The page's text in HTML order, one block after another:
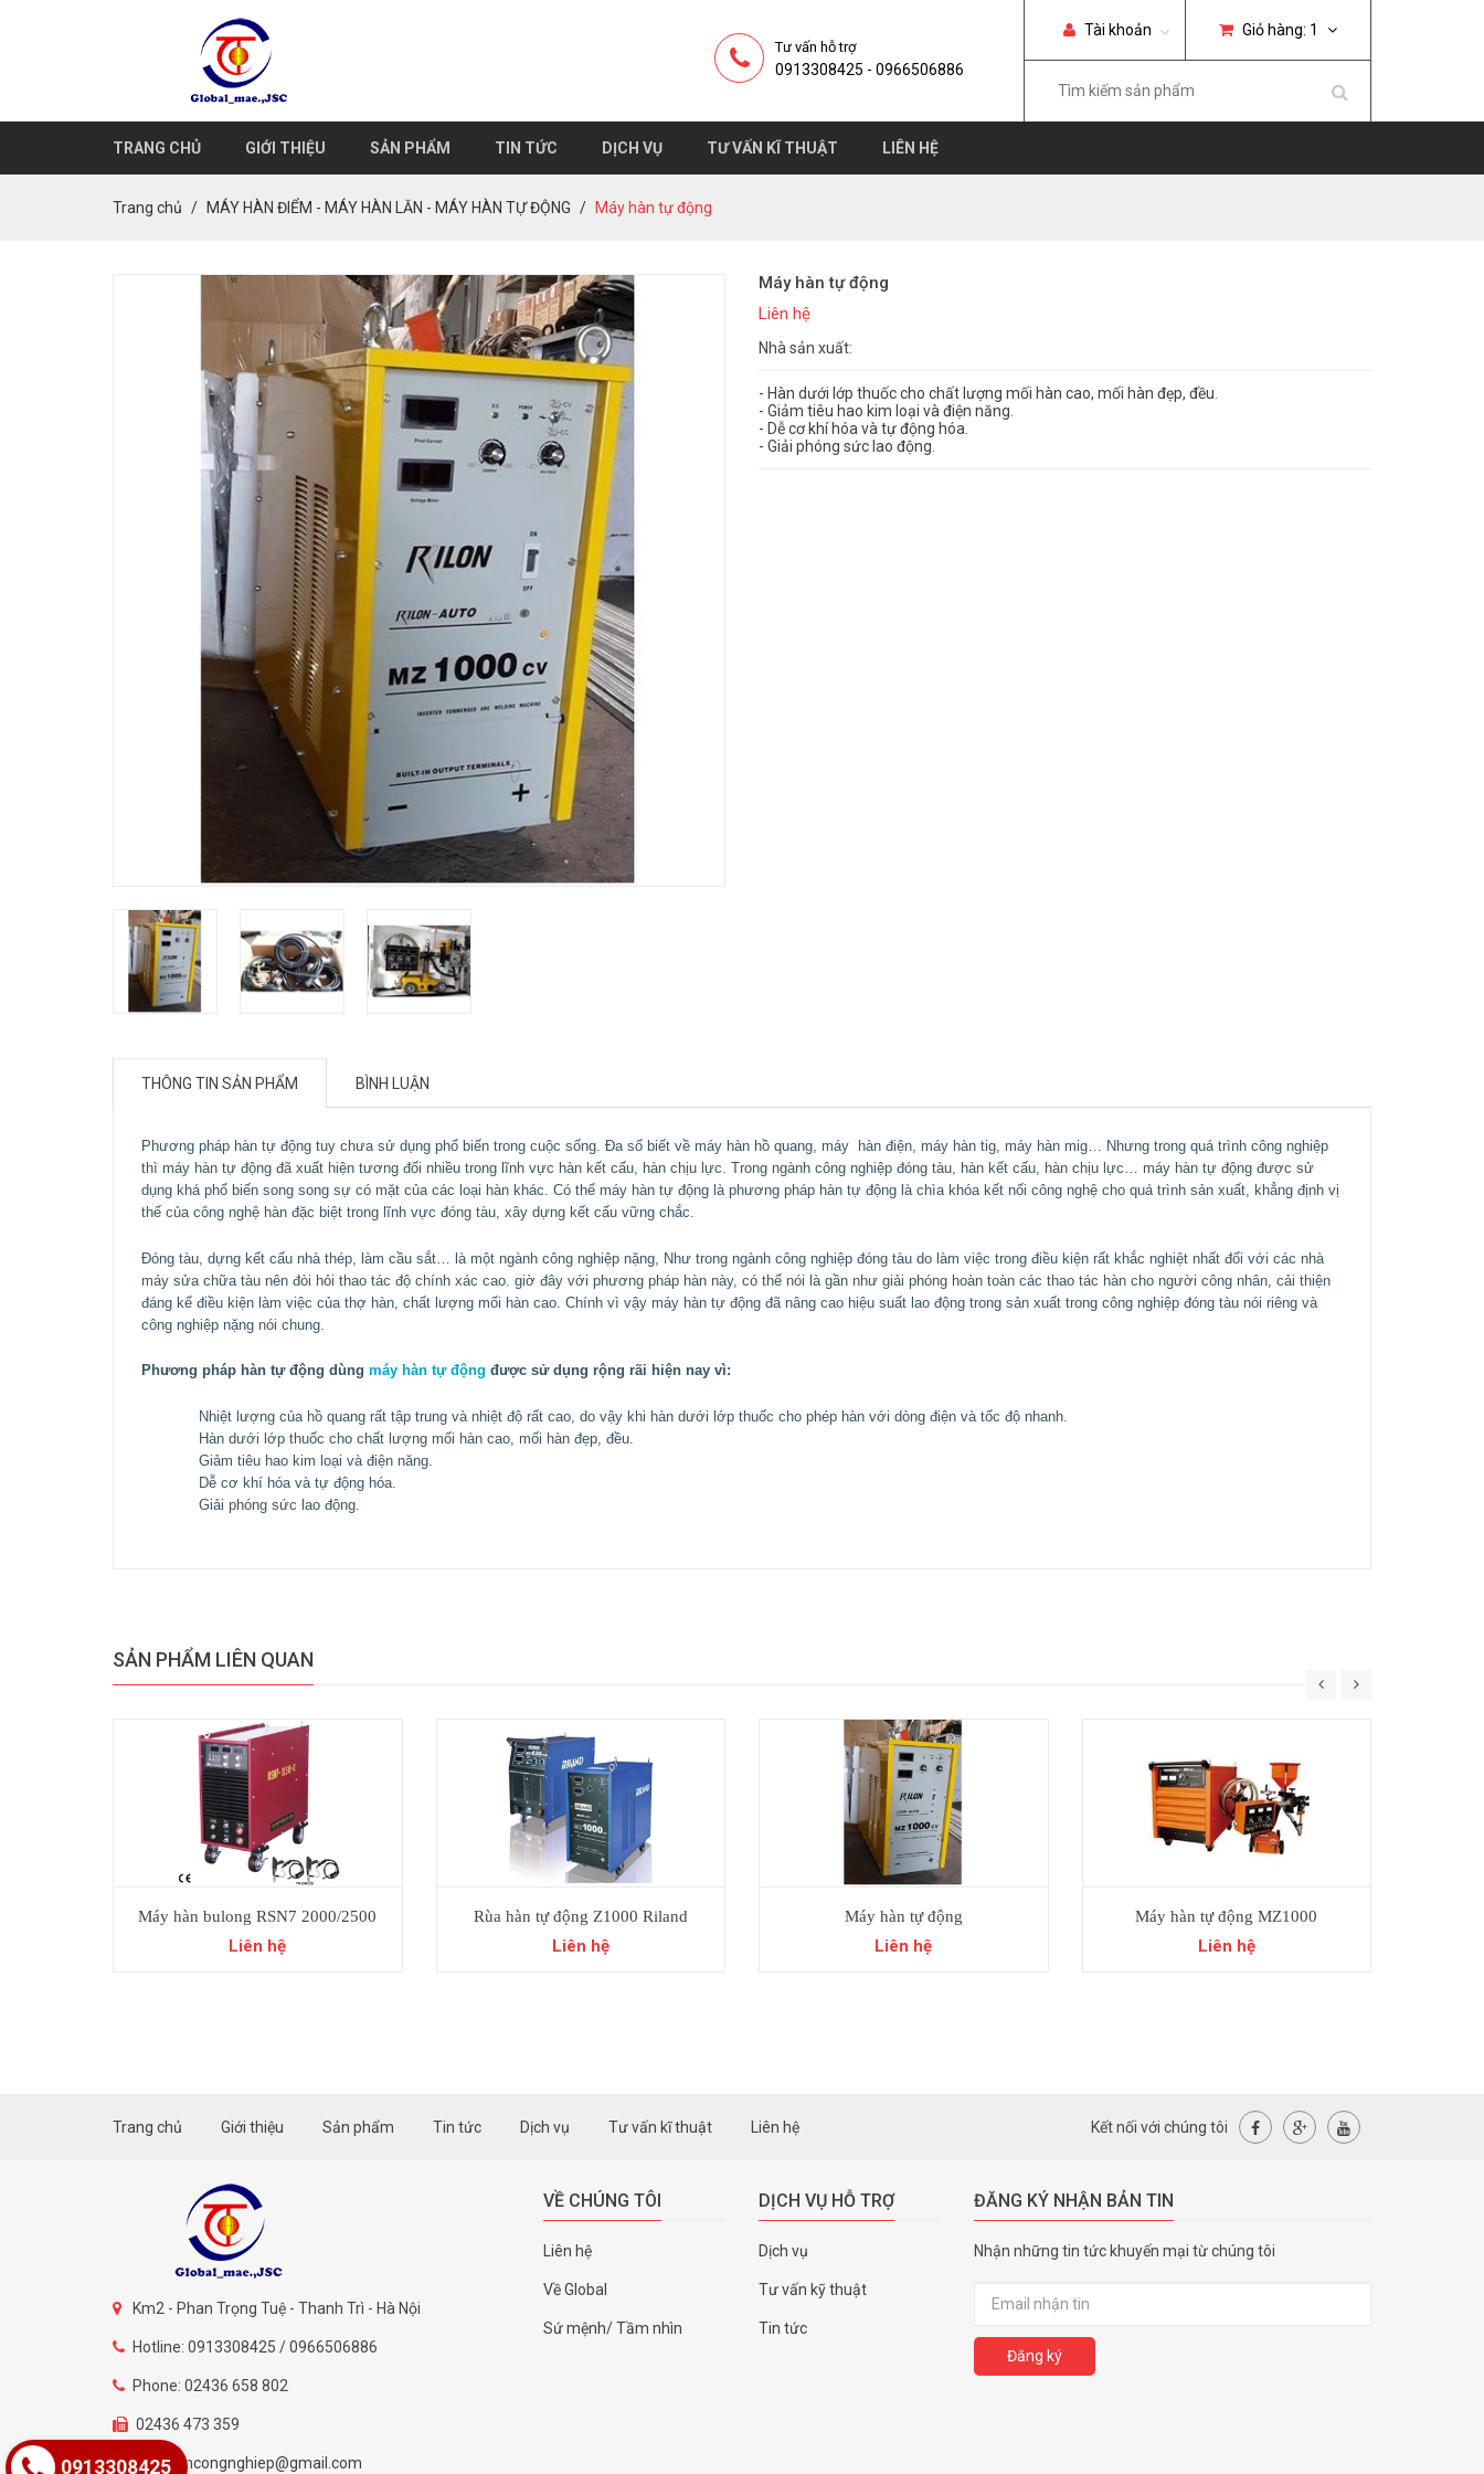
Tài khoản Giỏ hàng: 1
Tư vấn hỗ trợ
0913308425 - 0966506886
TRANG CHỦ GIỚI THIỆU SẢN PHẨM TIN TỨC DỊCH VỤ TƯ VẤN KĨ THUẬT LIÊN HỆ
Trang chủ MÁY HÀN ĐIỂM - MÁY HÀN LĂN - MÁY HÀN TỰ ĐỘNG Máy hàn tự động
Máy hàn tự động
Liên hệ
Nhà sản xuất:
- Hàn dưới lớp thuốc cho chất lượng mối hàn cao, mối hàn đẹp, đều.
- Giảm tiêu hao kim loại và điện năng.
- Dễ cơ khí hóa và tự động hóa.
- Giải phóng sức lao động.
THÔNG TIN SẢN PHẨM BÌNH LUẬN
Phương pháp hàn tự động tuy chưa sử dụng phổ biến trong cuộc sống. Đa số biết về máy hàn hồ quang, máy hàn điện, máy hàn tig, máy hàn mig… Nhưng trong quá trình công nghiệp
thì máy hàn tự động đã xuất hiện tương đối nhiều trong lĩnh vực hàn kết cấu, hàn chịu lực. Trong ngành công nghiệp đóng tàu, hàn kết cấu, hàn chịu lực… máy hàn tự động được sử
dụng khá phổ biến song song sự có mặt của các loại hàn khác. Có thể máy hàn tự động là phương pháp hàn tự động là chìa khóa kết nối công nghệ cho quá trình sản xuất, khẳng định vị
thế của công nghệ hàn đặc biệt trong lĩnh vực đóng tàu, xây dựng kết cấu vững chắc.
Đóng tàu, dựng kết cấu nhà thép, làm cầu sắt… là một ngành công nghiệp nặng, Như trong ngành công nghiệp đóng tàu do làm việc trong điều kiện rất khắc nghiệt nhất đối với các nhà
máy sửa chữa tàu nên đòi hỏi thao tác độ chính xác cao. giờ đây với phương pháp hàn này, có thể nói là gần như giải phóng hoàn toàn các thao tác hàn cho người công nhân, cải thiện
đáng kể điều kiện làm việc của thợ hàn, chất lượng mối hàn cao. Chính vì vậy máy hàn tự động đã nâng cao hiệu suất lao động trong sản xuất trong công nghiệp đóng tàu nói riêng và
công nghiệp nặng nói chung.
Phương pháp hàn tự động dùng máy hàn tự động được sử dụng rộng rãi hiện nay vì:
Nhiệt lượng của hồ quang rất tập trung và nhiệt độ rất cao, do vậy khi hàn dưới lớp thuốc cho phép hàn với dòng điện và tốc độ nhanh.
Hàn dưới lớp thuốc cho chất lượng mối hàn cao, mối hàn đẹp, đều.
Giảm tiêu hao kim loại và điện năng.
Dễ cơ khí hóa và tự động hóa.
Giải phóng sức lao động.
SẢN PHẨM LIÊN QUAN
Máy hàn bulong RSN7 2000/2500
Liên hệ
Rùa hàn tự động Z1000 Riland
Liên hệ
Máy hàn tự động
Liên hệ
Máy hàn tự động MZ1000
Liên hệ
Trang chủ Giới thiệu Sản phẩm Tin tức Dịch vụ Tư vấn kĩ thuật Liên hệ Kết nối với chúng tôi
Km2 - Phan Trọng Tuệ - Thanh Trì - Hà Nội
Hotline: 0913308425 / 0966506886
Phone: 02436 658 802
02436 473 359
mayhancongnghiep@gmail.com
VỀ CHÚNG TÔI
Liên hệ
Về Global
Sứ mệnh/ Tầm nhìn
DỊCH VỤ HỖ TRỢ
Dịch vụ
Tư vấn kỹ thuật
Tin tức
ĐĂNG KÝ NHẬN BẢN TIN
Nhận những tin tức khuyến mại từ chúng tôi
Đăng ký
0913308425